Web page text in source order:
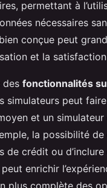
permettant à
nécessaires
conçue peut
et la
des fonctionnalités
simulateurs peut
et un simulateur
la possibilité
de crédit ou
enrichir